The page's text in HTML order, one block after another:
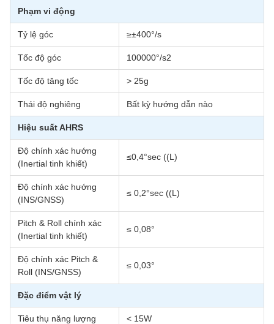
Phạm vi động
Tỷ lệ góc ≥±400°/s
Tốc độ góc 100000°/s2
Tốc độ tăng tốc > 25g
Thái độ nghiêng Bất kỳ hướng dẫn nào
Hiệu suất AHRS
Độ chính xác hướng
(Inertial tinh khiết)
≤0,4°sec ((L)
Độ chính xác hướng
(INS/GNSS)
≤ 0,2°sec ((L)
Pitch & Roll chính xác
(Inertial tinh khiết)
≤ 0,08°
Độ chính xác Pitch &
Roll (INS/GNSS)
≤ 0,03°
Đặc điểm vật lý
Tiêu thụ năng lượng < 15W